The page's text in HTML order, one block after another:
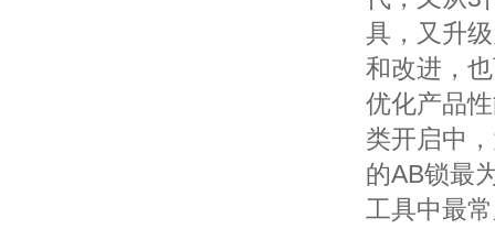
具，又升
和改进，
优化产品
类开启中
的AB锁最
工具中最